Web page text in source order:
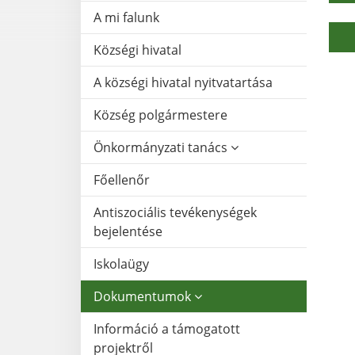
A mi falunk
Községi hivatal
A községi hivatal nyitvatartása
Község polgármestere
Önkormányzati tanács
Főellenőr
Antiszociális tevékenységek
bejelentése
Iskolaügy
Dokumentumok
Információ a támogatott
projektről